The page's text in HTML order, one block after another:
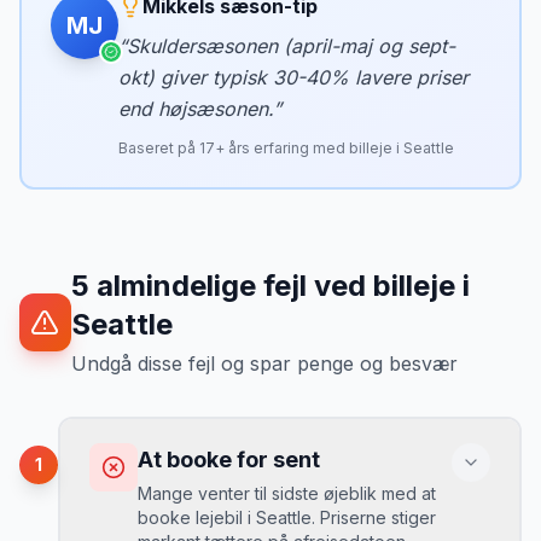
MJ
Mikkels sæson-tip
“Skuldersæsonen (april-maj og sept-
okt) giver typisk 30-40% lavere priser
end højsæsonen.”
Baseret på 17+ års erfaring med billeje i Seattle
5 almindelige fejl ved billeje i
Seattle
Undgå disse fejl og spar penge og besvær
1 At booke for sent
Mange venter til sidste øjeblik med at
booke lejebil i Seattle. Priserne stiger